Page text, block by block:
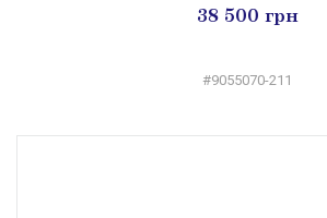
38 500 грн
#9055070-211